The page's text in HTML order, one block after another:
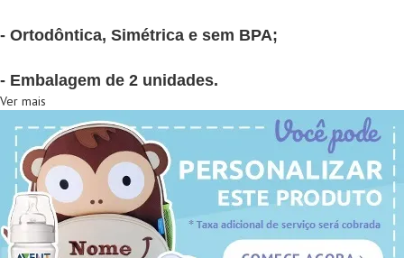
- Ortodôntica, Simétrica e sem BPA;
- Embalagem de 2 unidades.
Ver mais